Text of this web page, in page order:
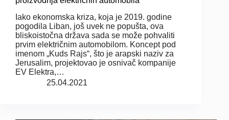
Iako ekonomska kriza, koja je 2019. godine
pogodila Liban, još uvek ne popušta, ova
bliskoistočna država sada se može pohvaliti
prvim električnim automobilom. Koncept pod
imenom „Kuds Rajs“, što je arapski naziv za
Jerusalim, projektovao je osnivač kompanije
EV Elektra,…
25.04.2021